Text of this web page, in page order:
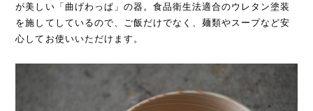
が美しい「曲げわっぱ」の器。食品衛生法適合のウレタン塗装
を施してしているので、ご飯だけでなく、麺類やスープなど安
心してお使いいただけます。